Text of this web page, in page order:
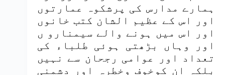
ہمارے مدارس کی پرشکوہ عمارتوں
اور اس کے عظیم الشان کتب خانوں
اور اس میں ہونے والے سیمنارو ں
اور وہاں بڑھتی ہوئی طلباء کی
تعداد اور عوامی رجحان سے نہیں
بلکہ ان کوخوف وخطرہ اور دشمنی